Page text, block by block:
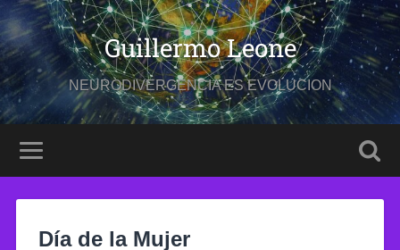
Guillermo Leone
NEURODIVERGENCIA ES EVOLUCION
Día de la Mujer